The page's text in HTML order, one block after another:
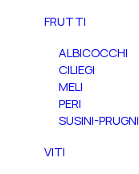
FRUTTI
ALBICOCCHI
CILIEGI
MELI
PERI
SUSINI-PRUGNI
VITI